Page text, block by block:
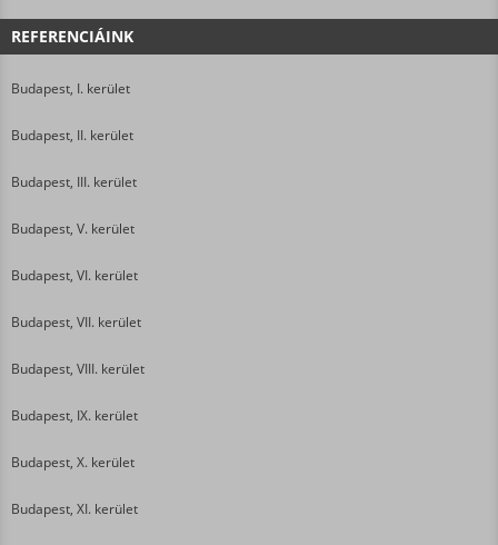
REFERENCIÁINK
Budapest, I. kerület
Budapest, II. kerület
Budapest, III. kerület
Budapest, V. kerület
Budapest, VI. kerület
Budapest, VII. kerület
Budapest, VIII. kerület
Budapest, IX. kerület
Budapest, X. kerület
Budapest, XI. kerület